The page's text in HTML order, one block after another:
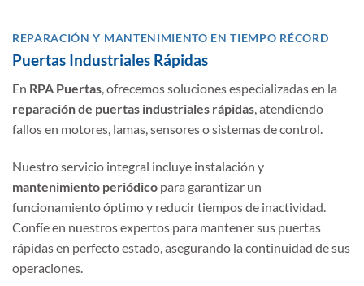
REPARACIÓN Y MANTENIMIENTO EN TIEMPO RÉCORD
Puertas Industriales Rápidas
En RPA Puertas , ofrecemos soluciones especializadas en la
reparación de puertas industriales rápidas , atendiendo
fallos en motores, lamas, sensores o sistemas de control.
Nuestro servicio integral incluye instalación y
mantenimiento periódico para garantizar un
funcionamiento óptimo y reducir tiempos de inactividad.
Confíe en nuestros expertos para mantener sus puertas
rápidas en perfecto estado, asegurando la continuidad de sus
operaciones.